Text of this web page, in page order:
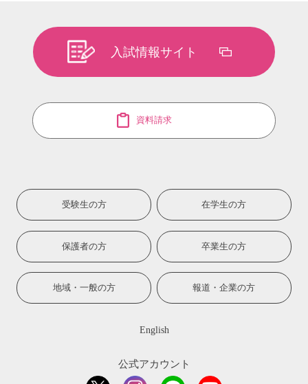
入試情報サイト
資料請求
受験生の方 在学生の方
保護者の方 卒業生の方
地域・一般の方 報道・企業の方
English
公式アカウント